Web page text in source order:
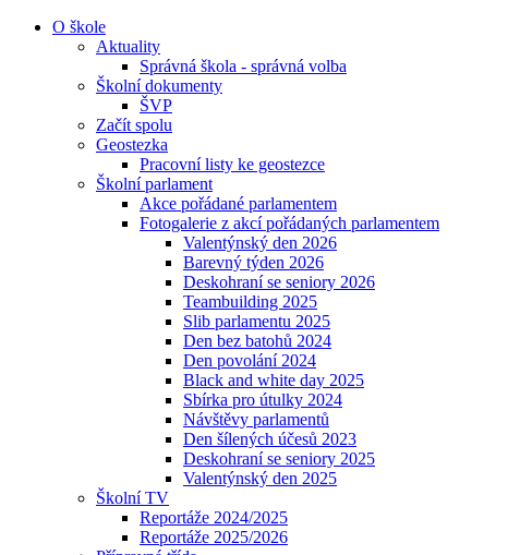
O škole
Aktuality
Správná škola - správná volba
Školní dokumenty
ŠVP
Začít spolu
Geostezka
Pracovní listy ke geostezce
Školní parlament
Akce pořádané parlamentem
Fotogalerie z akcí pořádaných parlamentem
Valentýnský den 2026
Barevný týden 2026
Deskohraní se seniory 2026
Teambuilding 2025
Slib parlamentu 2025
Den bez batohů 2024
Den povolání 2024
Black and white day 2025
Sbírka pro útulky 2024
Návštěvy parlamentů
Den šílených účesů 2023
Deskohraní se seniory 2025
Valentýnský den 2025
Školní TV
Reportáže 2024/2025
Reportáže 2025/2026